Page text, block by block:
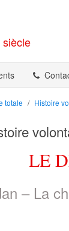
siècle
totale Histoire
LE
– La